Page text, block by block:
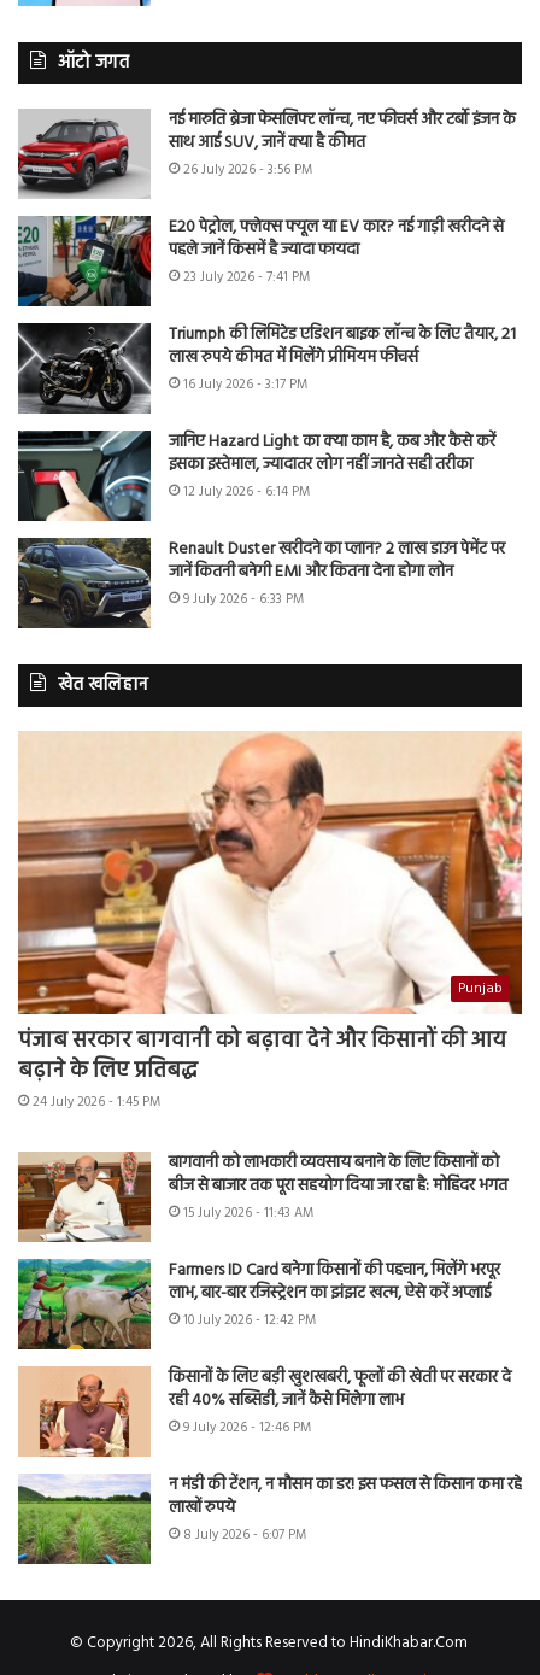
ऑटो जगत
नई मारुति ब्रेजा फेसलिफ्ट लॉन्च, नए फीचर्स और टर्बो इंजन के
साथ आई SUV, जानें क्या है कीमत
26 July 2026 - 3:56 PM
E20 पेट्रोल, फ्लेक्स फ्यूल या EV कार? नई गाड़ी खरीदने से
पहले जानें किसमें है ज्यादा फायदा
23 July 2026 - 7:41 PM
Triumph की लिमिटेड एडिशन बाइक लॉन्च के लिए तैयार, 21
लाख रुपये कीमत में मिलेंगे प्रीमियम फीचर्स
16 July 2026 - 3:17 PM
जानिए Hazard Light का क्या काम है, कब और कैसे करें
इसका इस्तेमाल, ज्यादातर लोग नहीं जानते सही तरीका
12 July 2026 - 6:14 PM
Renault Duster खरीदने का प्लान? 2 लाख डाउन पेमेंट पर
जानें कितनी बनेगी EMI और कितना देना होगा लोन
9 July 2026 - 6:33 PM
खेत खलिहान
Punjab
पंजाब सरकार बागवानी को बढ़ावा देने और किसानों की आय
बढ़ाने के लिए प्रतिबद्ध
24 July 2026 - 1:45 PM
बागवानी को लाभकारी व्यवसाय बनाने के लिए किसानों को
बीज से बाजार तक पूरा सहयोग दिया जा रहा है: मोहिंदर भगत
15 July 2026 - 11:43 AM
Farmers ID Card बनेगा किसानों की पहचान, मिलेंगे भरपूर
लाभ, बार-बार रजिस्ट्रेशन का झंझट खत्म, ऐसे करें अप्लाई
10 July 2026 - 12:42 PM
किसानों के लिए बड़ी खुशखबरी, फूलों की खेती पर सरकार दे
रही 40% सब्सिडी, जानें कैसे मिलेगा लाभ
9 July 2026 - 12:46 PM
न मंडी की टेंशन, न मौसम का डर! इस फसल से किसान कमा रहे
लाखों रुपये
8 July 2026 - 6:07 PM
© Copyright 2026, All Rights Reserved to HindiKhabar.Com